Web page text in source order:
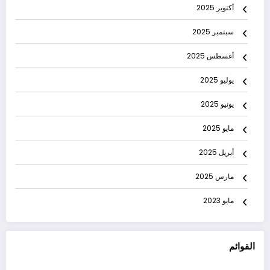
أكتوبر 2025
سبتمبر 2025
أغسطس 2025
يوليو 2025
يونيو 2025
مايو 2025
أبريل 2025
مارس 2025
مايو 2023
القوائم